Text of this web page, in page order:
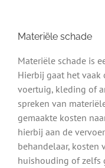
Materiële schade
Materiële schade is
Hierbij gaat het
voertuig, kleding of
spreken van
gemaakte kosten
hierbij aan de
behandelaar,
huishouding of zelfs